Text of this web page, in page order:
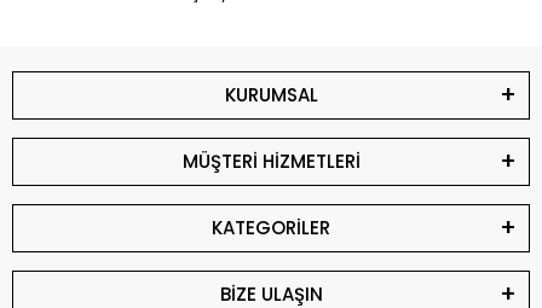
KURUMSAL
MÜŞTERİ HİZMETLERİ
KATEGORİLER
BİZE ULAŞIN